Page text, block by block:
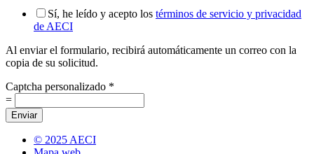
Sí, he leído y acepto los términos de servicio y privacidad
de AECI
Al enviar el formulario, recibirá automáticamente un correo con la
copia de su solicitud.
Captcha personalizado *
=
Enviar
© 2025 AECI